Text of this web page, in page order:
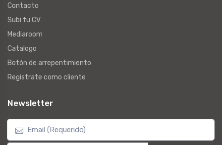
Contacto
Subi tu CV
Mediaroom
Catalogo
Botón de arrepentimiento
Registrate como cliente
Newsletter